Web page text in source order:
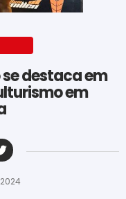
destaca em
em